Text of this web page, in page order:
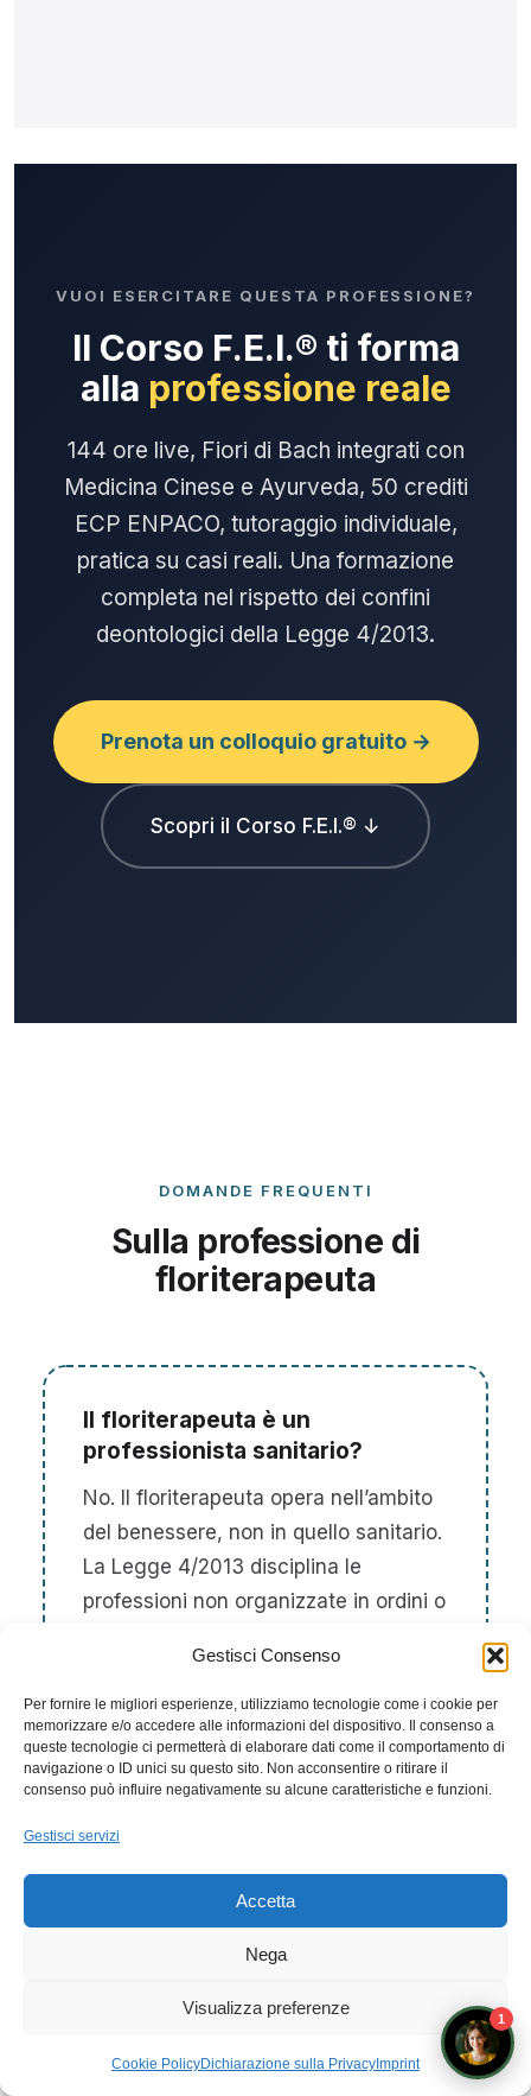
Gestisci Consenso
Per fornire le migliori esperienze, utilizziamo tecnologie come i cookie per
memorizzare e/o accedere alle informazioni del dispositivo. Il consenso a
queste tecnologie ci permetterà di elaborare dati come il comportamento di
navigazione o ID unici su questo sito. Non acconsentire o ritirare il
consenso può influire negativamente su alcune caratteristiche e funzioni.
Gestisci servizi
Accetta
Nega
Visualizza preferenze
Cookie PolicyDichiarazione sulla Privacy Imprint
VUOI ESERCITARE QUESTA PROFESSIONE?
Il Corso F.E.I.® ti forma
alla professione reale
144 ore live, Fiori di Bach integrati con
Medicina Cinese e Ayurveda, 50 crediti
ECP ENPACO, tutoraggio individuale,
pratica su casi reali. Una formazione
completa nel rispetto dei confini
deontologici della Legge 4/2013.
Prenota un colloquio gratuito →
Scopri il Corso F.E.I.® ↓
DOMANDE FREQUENTI
Sulla professione di
floriterapeuta
Il floriterapeuta è un
professionista sanitario?
No. Il floriterapeuta opera nell’ambito
del benessere, non in quello sanitario.
La Legge 4/2013 disciplina le
professioni non organizzate in ordini o
diagnosi e non si sostituisce al
medico.
è riconosciuta dallo Stato?
Non esiste un albo statale né un titolo
di Stato obbligatorio. La Legge 4/2013
competenza e trasparenza. Quello
1
Prenota un appuntamento con i docenti